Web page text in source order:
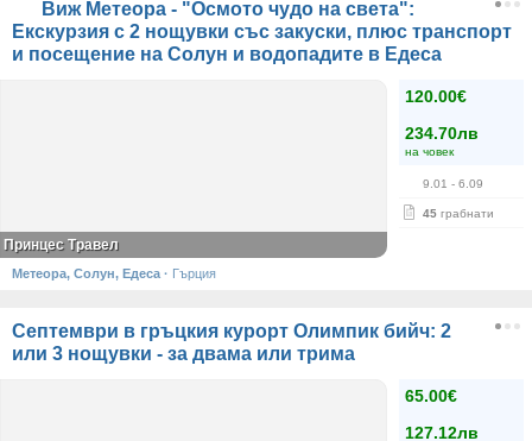
Виж Метеора - "Осмото чудо на света":
Екскурзия с 2 нощувки със закуски, плюс транспорт
и посещение на Солун и водопадите в Едеса
120.00€
234.70лв
на човек
9.01 - 6.09
45 грабнати
Принцес Травел
Метеора, Солун, Едеса · Гърция
Септември в гръцкия курорт Олимпик бийч: 2
или 3 нощувки - за двама или трима
65.00€
127.12лв